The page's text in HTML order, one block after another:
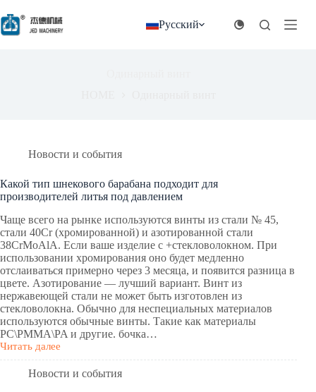
к
содержанию
Русский
Новости и события
Какой тип шнекового барабана подходит для
производителей литья под давлением
Чаще всего на рынке используются винты из стали № 45,
стали 40Cr (хромированной) и азотированной стали
38CrMoAlA. Если ваше изделие с +стекловолокном. При
использовании хромирования оно будет медленно
отслаиваться примерно через 3 месяца, и появится разница в
цвете. Азотирование — лучший вариант. Винт из
нержавеющей стали не может быть изготовлен из
стекловолокна. Обычно для неспециальных материалов
используются обычные винты. Такие как материалы
PC\PMMA\PA и другие. бочка…
Читать далее
Новости и события